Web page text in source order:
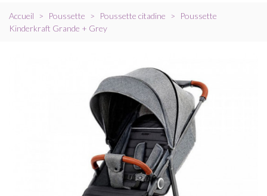
Accueil > Poussette > Poussette citadine >
Poussette
Kinderkraft Grande + Grey